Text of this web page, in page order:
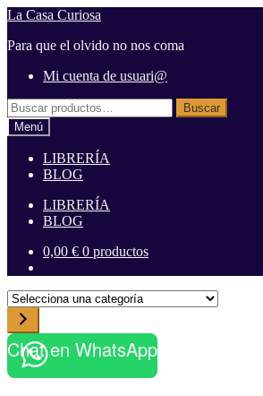
Ir
la
Ir
contenido
La Casa Curiosa
Para que el olvido no nos coma
Mi cuenta de usuari@
Buscar
por:
Buscar
Menú
LIBRERÍA
BLOG
LIBRERÍA
BLOG
0,00 € 0 productos
S
l
e
c
c
Chat en WhatsApp